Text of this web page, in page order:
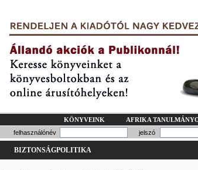
KÖNYVEINK AFRIKA
felhasználónév
jelszó
BIZTONSÁGPOLITIKA